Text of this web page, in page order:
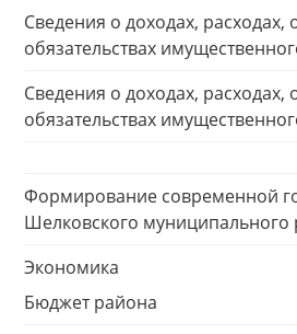
Сведения о доходах, расходах,
обязательствах
Сведения о доходах, расходах,
обязательствах
Формирование современной
Шелковского муниципального
Экономика
Бюджет района